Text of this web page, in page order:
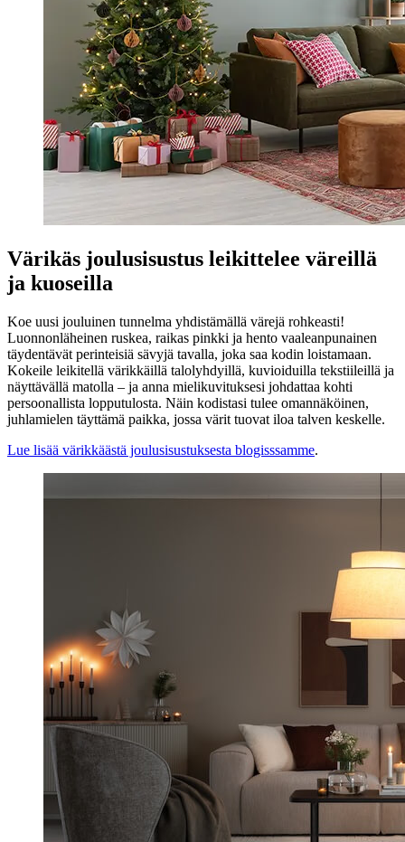
Värikäs joulusisustus leikittelee väreillä
ja kuoseilla
Koe uusi jouluinen tunnelma yhdistämällä värejä rohkeasti!
Luonnonläheinen ruskea, raikas pinkki ja hento vaaleanpunainen
täydentävät perinteisiä sävyjä tavalla, joka saa kodin loistamaan.
Kokeile leikitellä värikkäillä talolyhdyillä, kuvioiduilla tekstiileillä ja
näyttävällä matolla – ja anna mielikuvituksesi johdattaa kohti
persoonallista lopputulosta. Näin kodistasi tulee omannäköinen,
juhlamielen täyttämä paikka, jossa värit tuovat iloa talven keskelle.
Lue lisää värikkäästä joulusisustuksesta blogisssamme.